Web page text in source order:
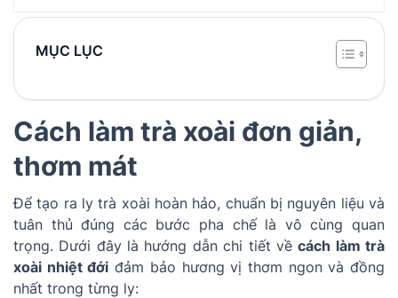
MỤC LỤC
Cách làm trà xoài đơn giản,
thơm mát
Để tạo ra ly trà xoài hoàn hảo, chuẩn bị nguyên liệu và
tuân thủ đúng các bước pha chế là vô cùng quan
trọng. Dưới đây là hướng dẫn chi tiết vềcách làm trà
xoài nhiệt đới đảm bảo hương vị thơm ngon và đồng
nhất trong từng ly: